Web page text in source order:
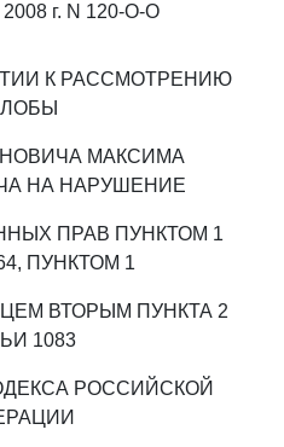
г. N 120-О-О
К РАССМОТРЕНИЮ
МАКСИМА
НА НАРУШЕНИЕ
ПРАВ ПУНКТОМ 1
ПУНКТОМ 1
ВТОРЫМ ПУНКТА 2
1083
РОССИЙСКОЙ